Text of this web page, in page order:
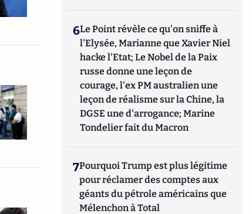
6Le Point révèle ce qu'on sniffe à
l'Elysée, Marianne que Xavier Niel
hacke l'Etat; Le Nobel de la Paix
russe donne une leçon de
courage, l'ex PM australien une
leçon de réalisme sur la Chine, la
DGSE une d'arrogance; Marine
Tondelier fait du Macron
7Pourquoi Trump est plus légitime
pour réclamer des comptes aux
géants du pétrole américains que
Mélenchon à Total